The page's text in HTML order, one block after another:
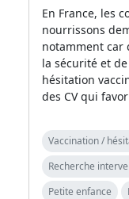
En France, les
nourrissons
notamment car
la sécurité et de
hésitation
des CV qui
Vaccination /
Recherche
Petite enfance